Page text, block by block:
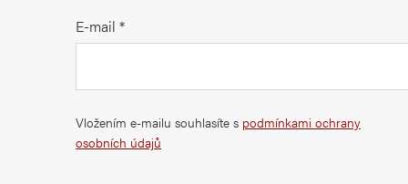
E-mail
Vložením e-mailu souhlasíte s podmínkami ochrany
osobních údajů